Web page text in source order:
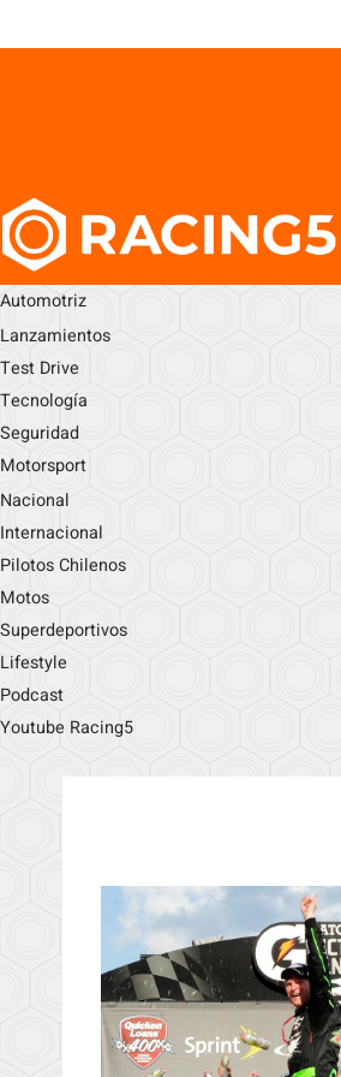
Automotriz
Lanzamientos
Test Drive
Tecnología
Seguridad
Motorsport
Nacional
Internacional
Pilotos Chilenos
Motos
Superdeportivos
Lifestyle
Podcast
Youtube Racing5